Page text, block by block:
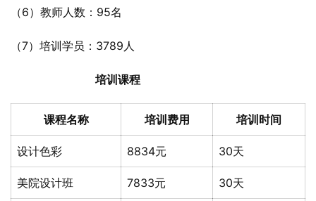
（6）教师人数：95名
（7）培训学员：3789人
培训课程
课程名称 培训费用 培训时间
设计色彩 8834元 30天
美院设计班 7833元 30天